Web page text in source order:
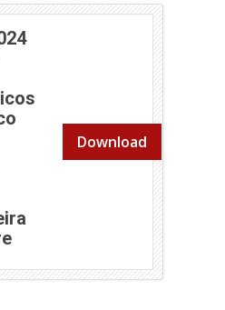
(abre em nova janela)
Download